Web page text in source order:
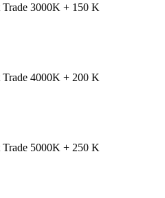
3000K + 150 K
4000K + 200 K
5000K + 250 K